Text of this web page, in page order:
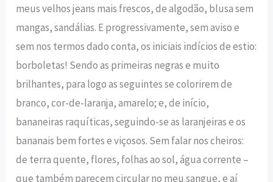
meus velhos jeans mais frescos, de algodão, blusa sem
mangas, sandálias. E progressivamente, sem aviso e
sem nos termos dado conta, os iniciais indícios de estio:
borboletas! Sendo as primeiras negras e muito
brilhantes, para logo as seguintes se colorirem de
branco, cor-de-laranja, amarelo; e, de início,
bananeiras raquíticas, seguindo-se as laranjeiras e os
bananais bem fortes e viçosos. Sem falar nos cheiros:
de terra quente, flores, folhas ao sol, água corrente –
que também parecem circular no meu sangue, e aí